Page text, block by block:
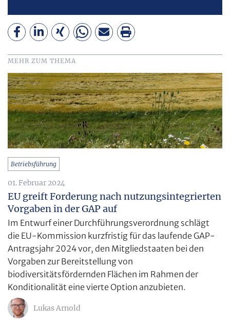
MEHR ZUM THEMA
Betriebsführung
01. Februar 2024
EU greift Forderung nach nutzungsintegrierten
Vorgaben in der GAP auf
Im Entwurf einer Durchführungsverordnung schlägt
die EU-Kommission kurzfristig für das laufende GAP-
Antragsjahr 2024 vor, den Mitgliedstaaten bei den
Vorgaben zur Bereitstellung von
biodiversitätsfördernden Flächen im Rahmen der
Konditionalität eine vierte Option anzubieten.
Lukas Arnold